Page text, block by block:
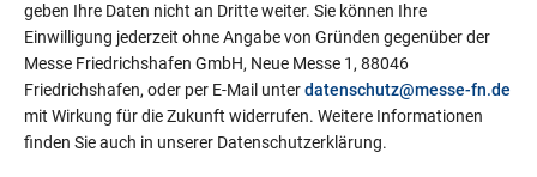
geben Ihre Daten nicht an Dritte weiter. Sie können Ihre
Einwilligung jederzeit ohne Angabe von Gründen gegenüber der
Messe Friedrichshafen GmbH, Neue Messe 1, 88046
Friedrichshafen, oder per E-Mail unterdatenschutz@messe-fn.de
mit Wirkung für die Zukunft widerrufen. Weitere Informationen
finden Sie auch in unserer Datenschutzerklärung.